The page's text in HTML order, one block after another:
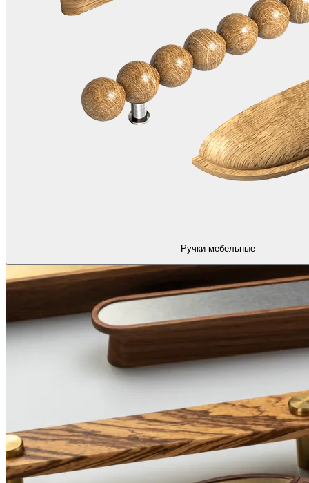
Ручки мебельные